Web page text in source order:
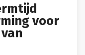
voor